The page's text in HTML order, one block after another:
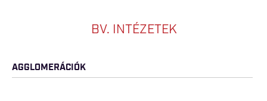
BV. INTÉZETEK
AGGLOMERÁCIÓK